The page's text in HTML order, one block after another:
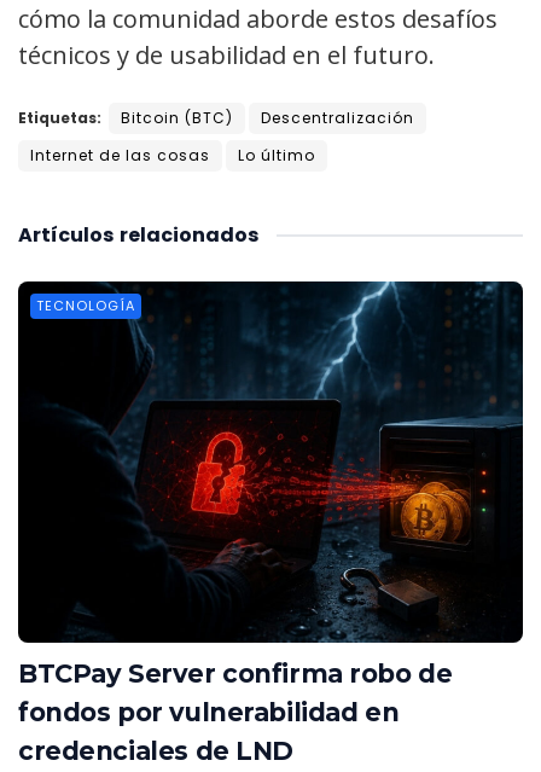
cómo la comunidad aborde estos desafíos
técnicos y de usabilidad en el futuro.
Etiquetas: Bitcoin (BTC)
Descentralización
Internet de las cosas
Lo último
relacionados
Artículos
TECNOLOGÍA
BTCPay Server confirma robo de
fondos por vulnerabilidad en
credenciales de LND